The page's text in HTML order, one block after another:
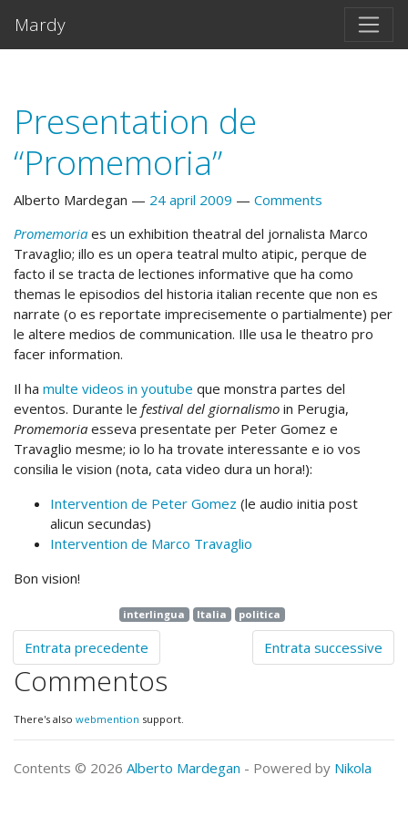
Mardy
Presentation de
“Promemoria”
Alberto Mardegan 24 april 2009
Comments
Promemoria es un exhibition theatral del jornalista Marco
Travaglio; illo es un opera teatral multo atipic, perque de
facto il se tracta de lectiones informative que ha como
themas le episodios del historia italian recente que non es
narrate (o es reportate imprecisemente o partialmente) per
le altere medios de communication. Ille usa le theatro pro
facer information.
Il ha multe videos in youtube que monstra partes del
eventos. Durante le festival del giornalismo in Perugia,
Promemoria esseva presentate per Peter Gomez e
Travaglio mesme; io lo ha trovate interessante e io vos
consilia le vision (nota, cata video dura un hora!):
Intervention de Peter Gomez (le audio initia post
alicun secundas)
Intervention de Marco Travaglio
Bon vision!
interlingua Italia politica
Entrata precedente Entrata successive
Commentos
There's also webmention support.
Contents © 2026 Alberto Mardegan - Powered by Nikola